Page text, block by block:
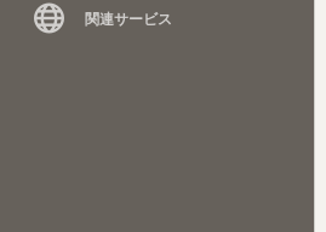
関連サービス